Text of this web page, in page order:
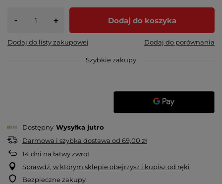
- + Dodaj do koszyka
Dodaj do listy zakupowej Dodaj do porównania
Szybkie zakupy
Dostępny Wysyłka jutro
Darmowa i szybka dostawa od 69,00 zł
14dni na łatwy zwrot
Sprawdź, w którym sklepie obejrzysz i kupisz od ręki
Bezpieczne zakupy